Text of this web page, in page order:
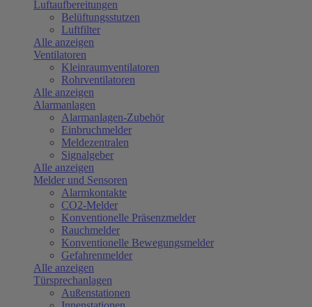
Luftaufbereitungen
Belüftungsstutzen
Luftfilter
Alle anzeigen
Ventilatoren
Kleinraumventilatoren
Rohrventilatoren
Alle anzeigen
Alarmanlagen
Alarmanlagen-Zubehör
Einbruchmelder
Meldezentralen
Signalgeber
Alle anzeigen
Melder und Sensoren
Alarmkontakte
CO2-Melder
Konventionelle Präsenzmelder
Rauchmelder
Konventionelle Bewegungsmelder
Gefahrenmelder
Alle anzeigen
Türsprechanlagen
Außenstationen